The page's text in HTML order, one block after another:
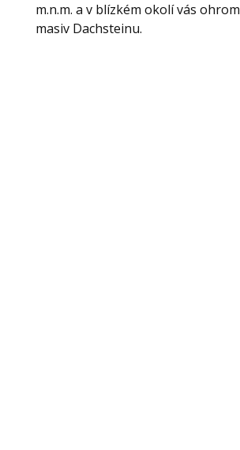
m.n.m. a v blízkém okolí vás
masiv Dachsteinu.